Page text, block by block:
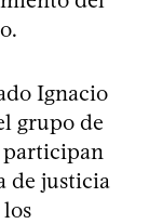
Ignacio
grupo de
participan
de justicia